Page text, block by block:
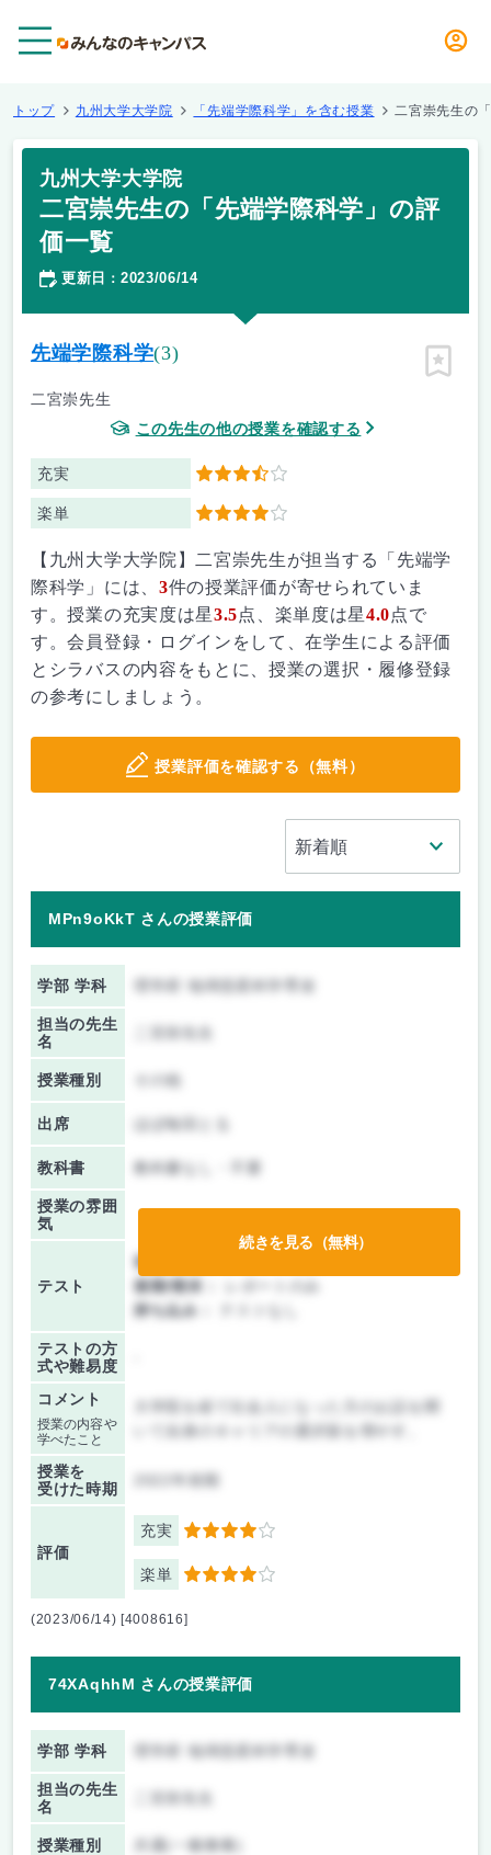
トップ 九州大学大学院 「先端学際科学」を含む授業 二宮崇先生の
九州大学大学院
二宮崇先生の「先端学際科学」の評
価一覧
更新日 ： 2023/06/14
先端学際科学(3)
二宮崇先生
この先生の他の授業を確認する
充実 3.5
楽単 4
ピン留
【九州大学大学院】二宮崇先生が担当する「先端学
際科学」には、 3件の授業評価が寄せられていま
す。授業の充実度は星3.5点、楽単度は星4.0点で
す。会員登録・ログインをして、在学生による評価
とシラバスの内容をもとに、授業の選択・履修登録
の参考にしましょう。
授業評価を確認する（無料）
MPn9oKkT さんの授業評価
学部 学科
担当の先生
名
授業種別 その他
出席 ほぼ毎回とる
教科書 教科書なし・不要
授業の雰囲
気
テスト
前期/中間：
後期/期末：
持ち込み：
テストの方
式や難易度
コメント
授業の内容や
学べたこと
大学院を経て社会人になった方のお話を聞
授業を
受けた時期
評価
充実 4
楽単 4
続きを見る（無料）
(2023/06/14) [4008616]
74XAqhhM さんの授業評価
学部 学科
担当の先生
名
授業種別 共通(一般教養)